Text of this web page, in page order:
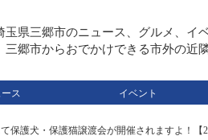
玉県三郷市のニュース、グルメ、イ
三郷市からおでかけできる市外の近
ス イベント
保護犬・保護猫譲渡会が開催されますよ！【